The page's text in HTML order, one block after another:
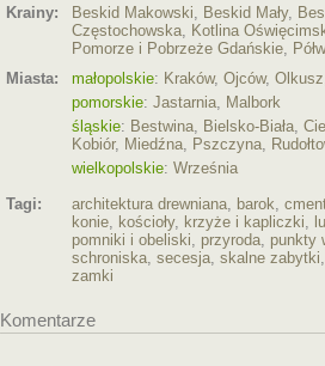
Krainy: Beskid Makowski, Beskid Mały,
Częstochowska, Kotlina
Pomorze i Pobrzeże Gdańskie,
Miasta:
małopolskie: Kraków, Ojców, Olkusz
pomorskie: Jastarnia, Malbork
śląskie: Bestwina, Bielsko-Biała,
Kobiór, Miedźna, Pszczyna,
wielkopolskie: Września
Tagi:
architektura drewniana, barok,
konie, kościoły, krzyże i kapliczki,
pomniki i obeliski, przyroda, punkty
schroniska, secesja, skalne zabytki,
zamki
Komentarze